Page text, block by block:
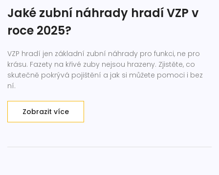
Jaké zubní náhrady hradí VZP v
roce 2025?
VZP hradí jen základní zubní náhrady pro funkci, ne pro
krásu. Fazety na křivé zuby nejsou hrazeny. Zjistěte, co
skutečně pokrývá pojištění a jak si můžete pomoci i bez
ní.
Zobrazit více